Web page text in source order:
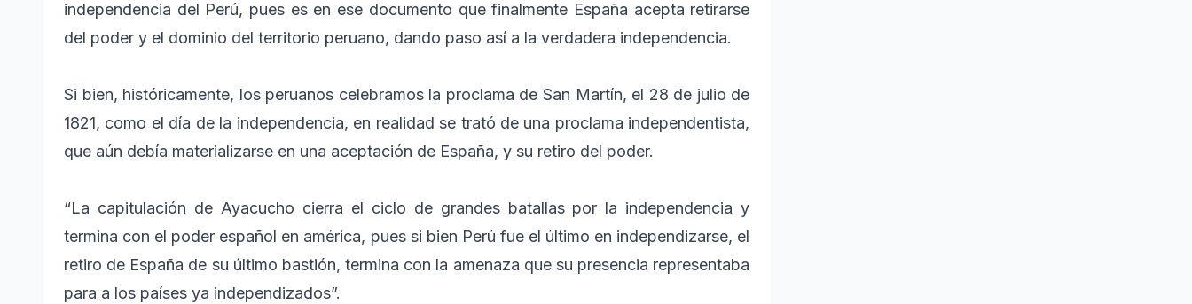
independencia del Perú, pues es en ese documento que finalmente España acepta retirarse
del poder y el dominio del territorio peruano, dando paso así a la verdadera independencia.
Si bien, históricamente, los peruanos celebramos la proclama de San Martín, el 28 de julio de
1821, como el día de la independencia, en realidad se trató de una proclama independentista,
que aún debía materializarse en una aceptación de España, y su retiro del poder.
“La capitulación de Ayacucho cierra el ciclo de grandes batallas por la independencia y
termina con el poder español en américa, pues si bien Perú fue el último en independizarse, el
retiro de España de su último bastión, termina con la amenaza que su presencia representaba
para a los países ya independizados”.